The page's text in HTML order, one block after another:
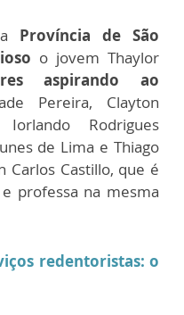
Província de São
o jovem Thaylor
aspirando ao
Pereira, Clayton
Iorlando Rodrigues
de Lima eThiago
Carlos Castillo, que é
professa na mesma
redentoristas: o